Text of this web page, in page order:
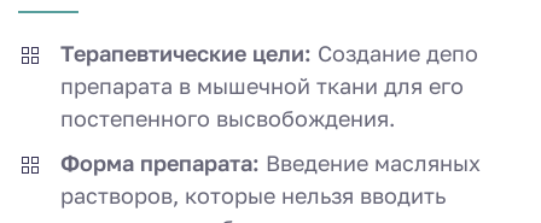
Терапевтические цели: Создание депо
препарата в мышечной ткани для его
постепенного высвобождения.
Форма препарата: Введение масляных
растворов, которые нельзя вводить